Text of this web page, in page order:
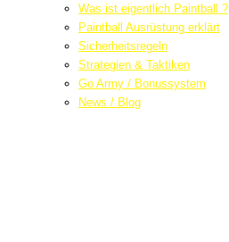
Was ist eigentlich Paintball ?
Paintball Ausrüstung erklärt
Sicherheitsregeln
Strategien & Taktiken
Go Army / Bonussystem
News / Blog